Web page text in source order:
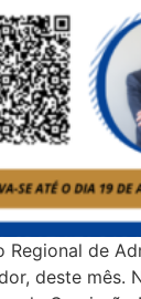
Regional de
deste mês.